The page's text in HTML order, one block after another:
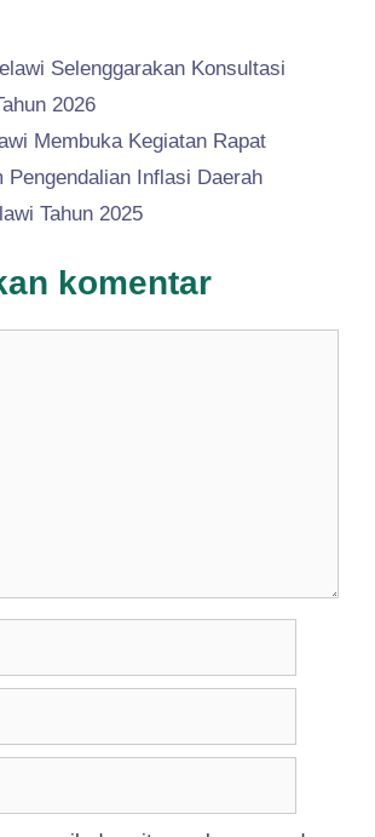
Selenggarakan Konsultasi
2026
Membuka Kegiatan Rapat
Pengendalian Inflasi Daerah
Tahun 2025
komentar